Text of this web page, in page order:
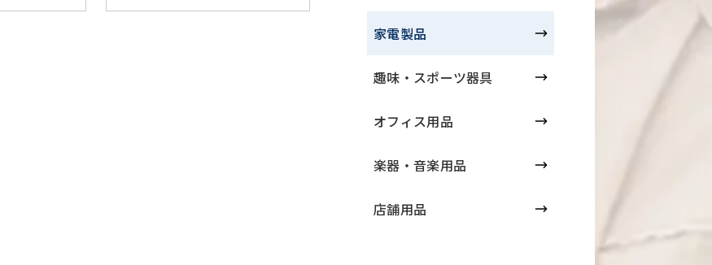
家電製品
趣味・スポーツ器具
オフィス用品
楽器・音楽用品
店舗用品